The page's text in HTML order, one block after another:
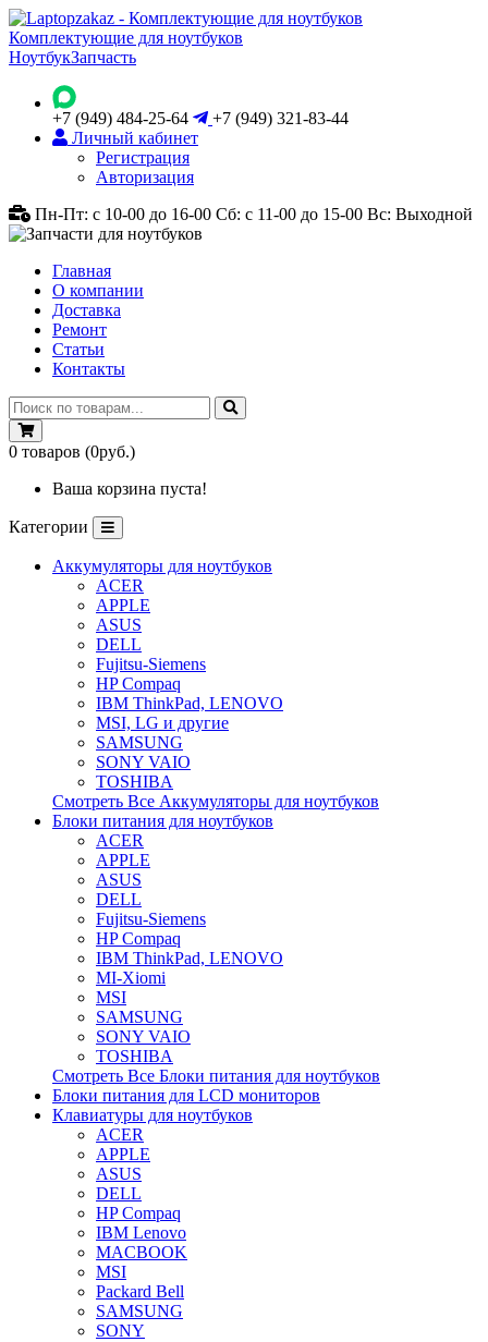
Комплектующие для ноутбуков
НоутбукЗапчасть
+7 (949) 484-25-64
+7 (949) 321-83-44
Личный кабинет
Регистрация
Авторизация
Пн-Пт: с 10-00 до 16-00 Сб: с 11-00 до 15-00 Вс: Выходной
Главная
О компании
Доставка
Ремонт
Статьи
Контакты
0 товаров (0руб.)
Ваша корзина пуста!
Категории
Аккумуляторы для ноутбуков
ACER
APPLE
ASUS
DELL
Fujitsu-Siemens
HP Compaq
IBM ThinkPad, LENOVO
MSI, LG и другие
SAMSUNG
SONY VAIO
TOSHIBA
Смотреть Все Аккумуляторы для ноутбуков
Блоки питания для ноутбуков
ACER
APPLE
ASUS
DELL
Fujitsu-Siemens
HP Compaq
IBM ThinkPad, LENOVO
MI-Xiomi
MSI
SAMSUNG
SONY VAIO
TOSHIBA
Смотреть Все Блоки питания для ноутбуков
Блоки питания для LCD мониторов
Клавиатуры для ноутбуков
ACER
APPLE
ASUS
DELL
HP Compaq
IBM Lenovo
MACBOOK
MSI
Packard Bell
SAMSUNG
SONY